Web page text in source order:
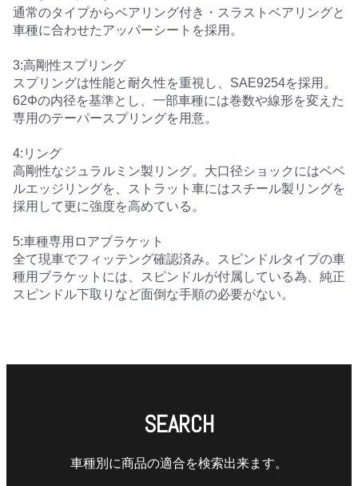
通常のタイプからベアリング付き・スラストベアリングと
車種に合わせたアッパーシートを採用。
3:高剛性スプリング
スプリングは性能と耐久性を重視し、SAE9254を採用。
62Φの内径を基準とし、一部車種には巻数や線形を変えた
専用のテーパースプリングを用意。
4:リング
高剛性なジュラルミン製リング。大口径ショックにはベベ
ルエッジリングを、ストラット車にはスチール製リングを
採用して更に強度を高めている。
5:車種専用ロアブラケット
全て現車でフィッテング確認済み。スピンドルタイプの車
種用ブラケットには、スピンドルが付属している為、純正
スピンドル下取りなど面倒な手順の必要がない。
SEARCH
車種別に商品の適合を検索出来ます。